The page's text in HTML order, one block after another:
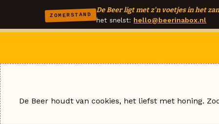
ZOMERSTAND
De Beer ligt met z'n voetjes in het
het snelst: hello@beerinabox.nl
De Beer houdt van cookies, het liefst met honing.